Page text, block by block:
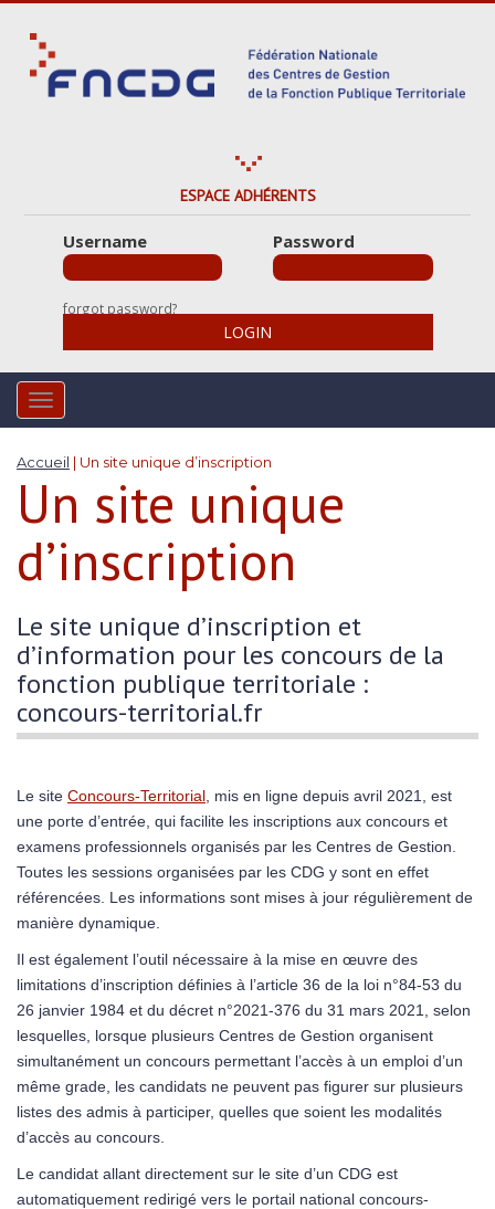
e
ESPACE ADHÉRENTS
Username Password
forgot password?
LOGIN
TOGGLE NAVIGATION
Accueil | Un site unique d’inscription
Un site unique
d’inscription
Le site unique d’inscription et
d’information pour les concours de la
fonction publique territoriale :
concours-territorial.fr
Le site Concours-Territorial , mis en ligne depuis avril 2021, est
une porte d’entrée, qui facilite les inscriptions aux concours et
examens professionnels organisés par les Centres de Gestion.
Toutes les sessions organisées par les CDG y sont en effet
référencées. Les informations sont mises à jour régulièrement de
manière dynamique.
Il est également l’outil nécessaire à la mise en œuvre des
limitations d’inscription définies à l’article 36 de la loi n°84-53 du
26 janvier 1984 et du décret n°2021-376 du 31 mars 2021, selon
lesquelles, lorsque plusieurs Centres de Gestion organisent
simultanément un concours permettant l’accès à un emploi d’un
même grade, les candidats ne peuvent pas figurer sur plusieurs
listes des admis à participer, quelles que soient les modalités
d’accès au concours.
Le candidat allant directement sur le site d’un CDG est
automatiquement redirigé vers le portail national concours-